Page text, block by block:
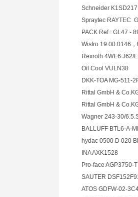
Schneider
Spraytec RAYTEC
PACK Ref : GL47 -
Wistro 19.00.0146
Rexroth 4WE6 J62/
Oil Cool VULN38
DKK-TOA MG-511-
Rittal GmbH &
Rittal GmbH &
Wagner 243-30/
BALLUFF BTL6-A-
hydac 0500 D 020
INA AXK1528
Pro-face AGP3750-
SAUTER
ATOS GDFW-02-